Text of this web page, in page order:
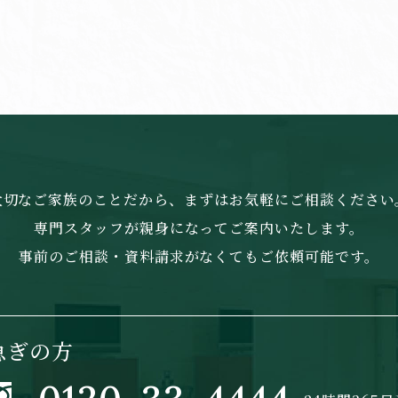
なご家族のことだから、まずはお気軽にご相談くださ
専門スタッフが親身になってご案内いたします。
事前のご相談・資料請求がなくてもご依頼可能です。
の方